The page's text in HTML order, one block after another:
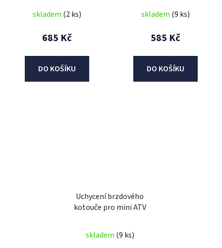
skladem (2 ks)
685 Kč
DO KOŠÍKU
skladem (9 ks)
585 Kč
DO KOŠÍKU
Uchycení brzdového
kotouče pro mini ATV
skladem (9 ks)